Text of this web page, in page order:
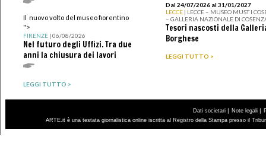
Il nuovo volto del museo fiorentino
">
FIRENZE| 06/08/2026
Nel futuro degli Uffizi. Tra due
anni la chiusura dei lavori
LEGGI TUTTO >
Dal 24/07/2026 al 31/01/2027
LECCE | LECCE – MUSEO MUST I
– GALLERIA NAZIONALE DI
Tesori nascosti della
Borghese
LEGGI TUTTO >
Dati societari | Note legali |
ARTE.it è una testata giornalistica online iscritta al Registro della Stampa presso il